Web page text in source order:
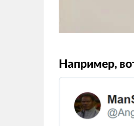
Например,